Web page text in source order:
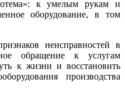
к умелым рукам и
оборудование, в том
неисправностей в
обращение к услугам
к жизни и восстановить
производства